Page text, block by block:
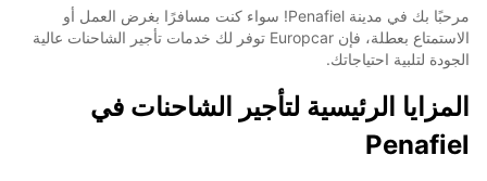
مرحبًا بك في مدينة Penafiel! سواء كنت مسافرًا بغرض العمل أو
الاستمتاع بعطلة، فإن Europcar توفر لك خدمات تأجير الشاحنات عالية
الجودة لتلبية احتياجاتك.
المزايا الرئيسية لتأجير الشاحنات في
Penafiel